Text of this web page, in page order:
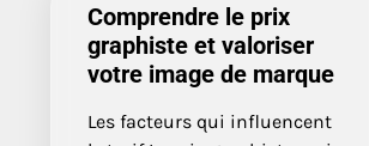
Comprendre le prix
graphiste et valoriser
votre image de marque
Les facteurs qui influencent